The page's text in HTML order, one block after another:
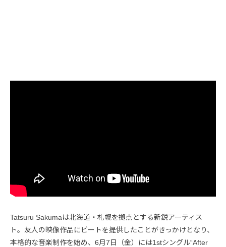
Tatsuru Sakumaは北海道・札幌を拠点とする新鋭アーティス
ト。友人の映像作品にビートを提供したことがきっかけとなり、
本格的な音楽制作を始め、6月7日（金）には1stシングル“After